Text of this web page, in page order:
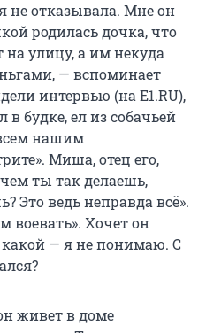
не отказывала. Мне он
родилась дочка, что
улицу, а им некуда
— вспоминает
интервью (на E1.RU),
в будке, ел из собачьей
нашим
Миша, отец его,
ты так делаешь,
Это ведь неправда всё».
воевать». Хочет он
— я не понимаю. С
живет в доме